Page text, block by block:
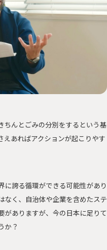
ちんとごみの分別をするという基
あればアクションが起こりやす
に誇る循環ができる可能性があり
なく、自治体や企業を含めたステ
がありますが、今の日本に足りて
か？